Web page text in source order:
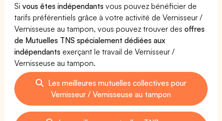
Sivous êtes indépendants vous pouvez bénéficier de
tarifs préférentiels grâce à votre activité de Vernisseur /
Vernisseuse au tampon, vous pouvez trouver desoffres
de Mutuelles TNS spécialement dédiées aux
indépendants exerçant le travail de Vernisseur /
Vernisseuse au tampon.
Les meilleures mutuelles collectives pour
Vernisseur / Vernisseuse au tampon